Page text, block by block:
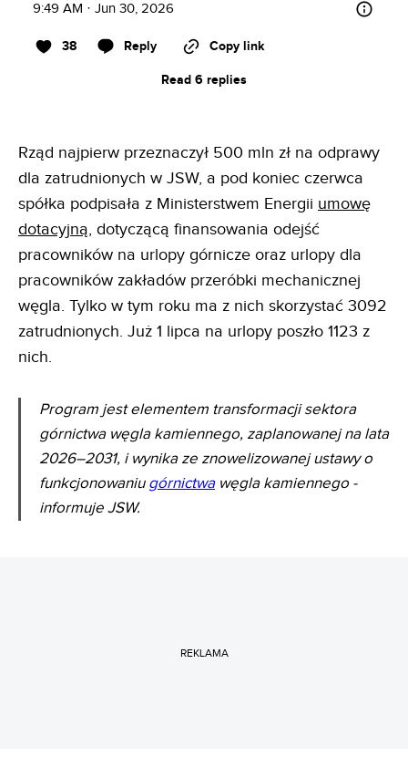
9:49 AM · Jun 30, 2026
38 Reply Copy link
Read 6 replies
Rząd najpierw przeznaczył 500 mln zł na odprawy
dla zatrudnionych w JSW, a pod koniec czerwca
spółka podpisała z Ministerstwem Energii umowę
dotacyjną, dotyczącą finansowania odejść
pracowników na urlopy górnicze oraz urlopy dla
pracowników zakładów przeróbki mechanicznej
węgla. Tylko w tym roku ma z nich skorzystać 3092
zatrudnionych. Już 1 lipca na urlopy poszło 1123 z
nich.
Program jest elementem transformacji sektora
górnictwa węgla kamiennego, zaplanowanej na lata
2026–2031, i wynika ze znowelizowanej ustawy o
funkcjonowaniu górnictwawęgla kamiennego -
informuje JSW.
REKLAMA